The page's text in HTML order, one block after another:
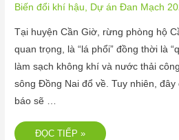
Biến đổi khí hậu
Dự án Đan Mạch
Tại huyện Cần Giờ, rừng phòng hộ
quan trọng, là “lá phổi” đồng thời là
làm sạch không khí và nước thải
sông Đồng Nai đổ về. Tuy nhiên,
báo sẽ …
ĐỌC TIẾP »